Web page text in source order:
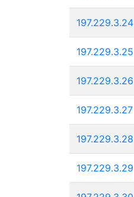
197.229.3.24
197.229.3.25
197.229.3.26
197.229.3.27
197.229.3.28
197.229.3.29